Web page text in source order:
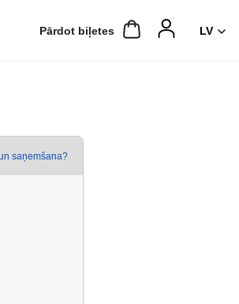
Pārdot biļetes
saņemšana?